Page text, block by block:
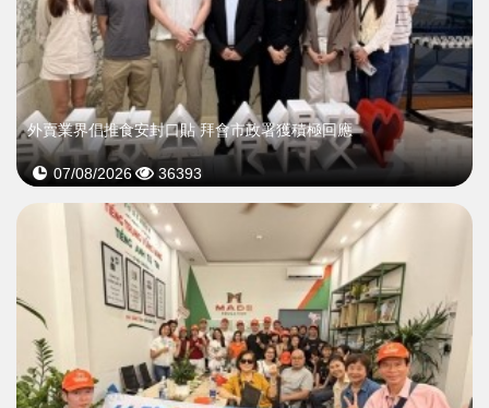
外賣業界倡推食安封口貼 拜會市政署獲積極回應
07/08/2026 36393